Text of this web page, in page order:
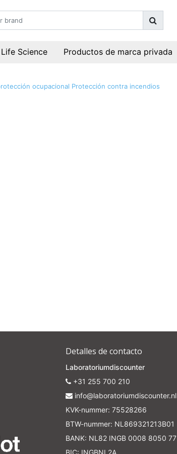
Life Science Productos de marca privada
ocupacional Protección contra incendios
Detalles de contacto
Laboratoriumdiscounter
+31 255 700 210
info@laboratoriumdiscounter.nl
KVK-nummer: 75528266
BTW-nummer: NL869321213B01
BANK: NL82 INGB 0008 8050 77
BIC: INGBNL2A